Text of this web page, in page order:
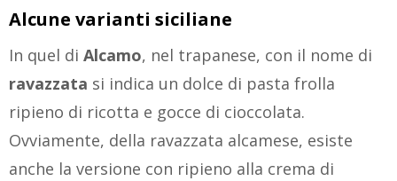
Alcune varianti siciliane
In quel di Alcamo, nel trapanese, con il nome di
ravazzata si indica un dolce di pasta frolla
ripieno di ricotta e gocce di cioccolata.
Ovviamente, della ravazzata alcamese, esiste
anche la versione con ripieno alla crema di